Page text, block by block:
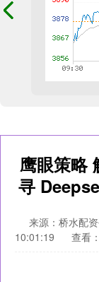
鹰眼策略
寻
来源：桥水配
10:01:19
查看